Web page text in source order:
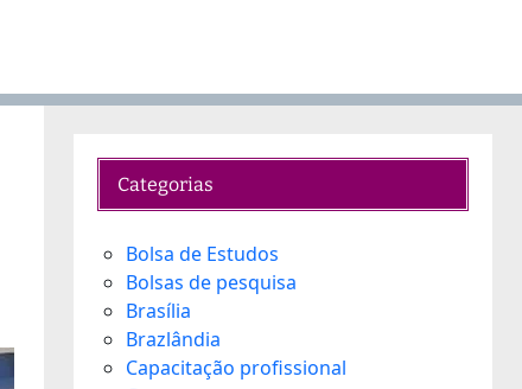
Categorias
Bolsa de Estudos
Bolsas de pesquisa
Brasília
Brazlândia
Capacitação profissional